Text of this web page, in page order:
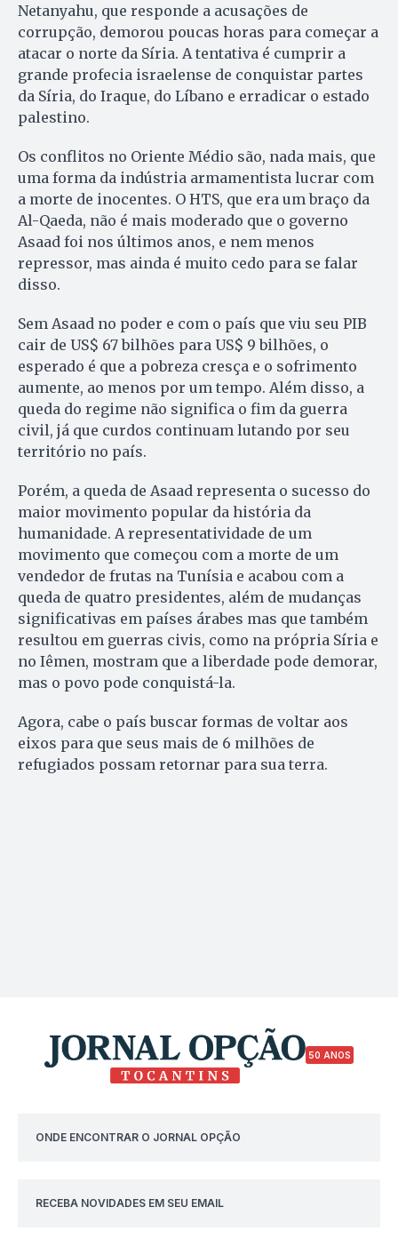
Netanyahu, que responde a acusações de
corrupção, demorou poucas horas para começar a
atacar o norte da Síria. A tentativa é cumprir a
grande profecia israelense de conquistar partes
da Síria, do Iraque, do Líbano e erradicar o estado
palestino.
Os conflitos no Oriente Médio são, nada mais, que
uma forma da indústria armamentista lucrar com
a morte de inocentes. O HTS, que era um braço da
Al-Qaeda, não é mais moderado que o governo
Asaad foi nos últimos anos, e nem menos
repressor, mas ainda é muito cedo para se falar
disso.
Sem Asaad no poder e com o país que viu seu PIB
cair de US$ 67 bilhões para US$ 9 bilhões, o
esperado é que a pobreza cresça e o sofrimento
aumente, ao menos por um tempo. Além disso, a
queda do regime não significa o fim da guerra
civil, já que curdos continuam lutando por seu
território no país.
Porém, a queda de Asaad representa o sucesso do
maior movimento popular da história da
humanidade. A representatividade de um
movimento que começou com a morte de um
vendedor de frutas na Tunísia e acabou com a
queda de quatro presidentes, além de mudanças
significativas em países árabes mas que também
resultou em guerras civis, como na própria Síria e
no Iêmen, mostram que a liberdade pode demorar,
mas o povo pode conquistá-la.
Agora, cabe o país buscar formas de voltar aos
eixos para que seus mais de 6 milhões de
refugiados possam retornar para sua terra.
50 ANOS
ONDE ENCONTRAR O JORNAL OPÇÃO
RECEBA NOVIDADES EM SEU EMAIL